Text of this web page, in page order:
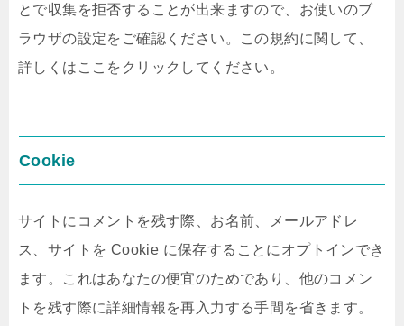
とで収集を拒否することが出来ますので、お使いのブ
ラウザの設定をご確認ください。この規約に関して、
詳しくはここをクリックしてください。
Cookie
サイトにコメントを残す際、お名前、メールアドレ
ス、サイトを Cookie に保存することにオプトインでき
ます。これはあなたの便宜のためであり、他のコメン
トを残す際に詳細情報を再入力する手間を省きます。